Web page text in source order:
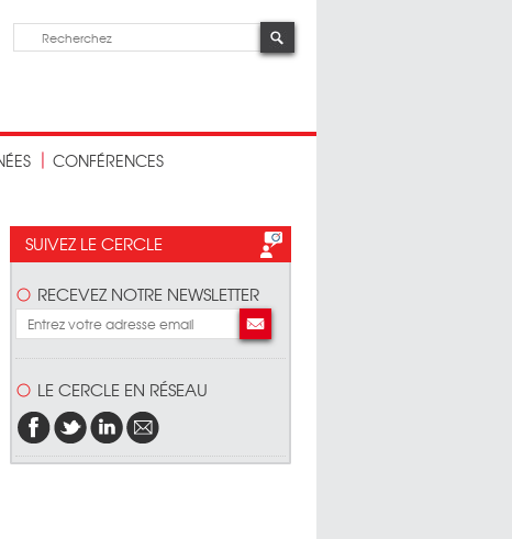
CONFÉRENCES
SUIVEZ LE CERCLE
RECEVEZ NOTRE NEWSLETTER
LE CERCLE EN RÉSEAU